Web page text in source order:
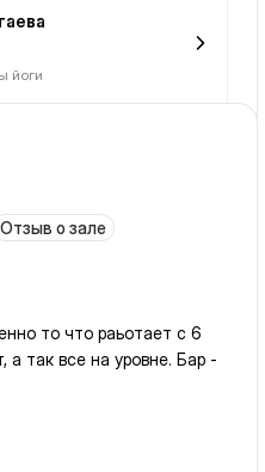
йоги
Отзыв о зале
то что раьотает с 6
а так все на уровне. Бар -